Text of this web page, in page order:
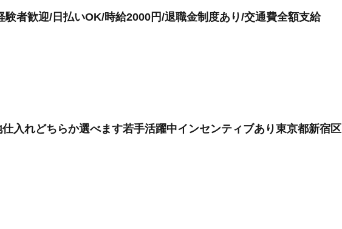
験者歓迎/日払いOK/時給2000円/退職金制度あり/交通費全額支給
入れどちらか選べます若手活躍中インセンティブあり東京都新宿区